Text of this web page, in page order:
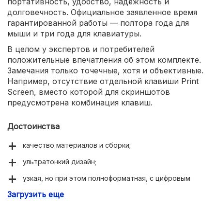
долговечность. Официальное заявленное время
гарантированной работы — полтора года для
мыши и три года для клавиатуры.
В целом у экспертов и потребителей
положительные впечатления об этом комплекте.
Замечания только точечные, хотя и объективные.
Например, отсутствие отдельной клавиши Print
Screen, вместо которой для скриншотов
предусмотрена комбинация клавиш.
Достоинства
качество материалов и сборки;
ультратонкий дизайн;
узкая, но при этом полноформатная, с цифровым
Загрузить еще